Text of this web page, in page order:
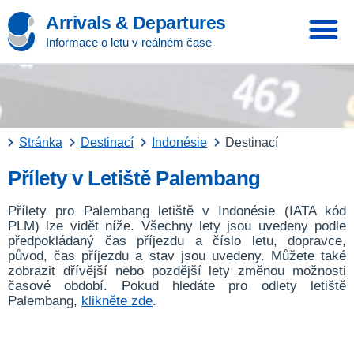
Arrivals & Departures
Informace o letu v reálném čase
Stránka Destinací Indonésie Destinací
Přílety v Letiště Palembang
Přílety pro Palembang letiště v Indonésie (IATA kód
PLM) lze vidět níže. Všechny lety jsou uvedeny podle
předpokládaný čas příjezdu a číslo letu, dopravce,
původ, čas příjezdu a stav jsou uvedeny. Můžete také
zobrazit dřívější nebo pozdější lety změnou možnosti
časové období. Pokud hledáte pro odlety letiště
Palembang, klikněte zde.